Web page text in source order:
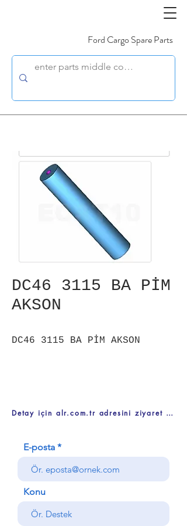
Ford Cargo Spare Parts
DC46 3115 BA PİM
AKSON
DC46 3115 BA PİM AKSON
Detay için alr.com.tr adresini ziyaret ediniz
E-posta
Konu